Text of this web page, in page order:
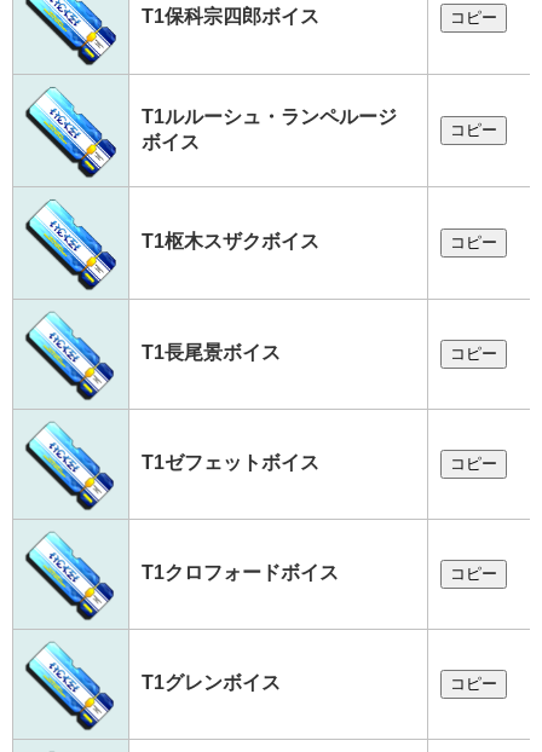
T1保科宗四郎ボイス コピー
T1ルルーシュ・ランペルージ
ボイス
コピー
T1枢木スザクボイス コピー
T1長尾景ボイス コピー
T1ゼフェットボイス コピー
T1クロフォードボイス コピー
T1グレンボイス コピー